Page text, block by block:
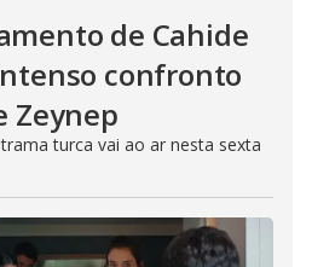
de Cahide
confronto
Zeynep
turca vai ao ar nesta sexta